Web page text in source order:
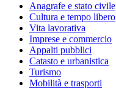
Anagrafe e stato civile
Cultura e tempo libero
Vita lavorativa
Imprese e commercio
Appalti pubblici
Catasto e urbanistica
Turismo
Mobilità e trasporti